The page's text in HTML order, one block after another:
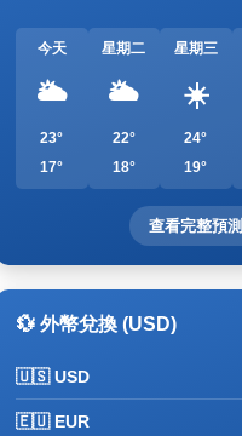
今天
🌥️
23°
17°
星期二
🌥️
22°
18°
星期三
☀️
24°
19°
查看完整預測
💱 外幣兌換 (USD)
🇺🇸 USD
🇪🇺 EUR